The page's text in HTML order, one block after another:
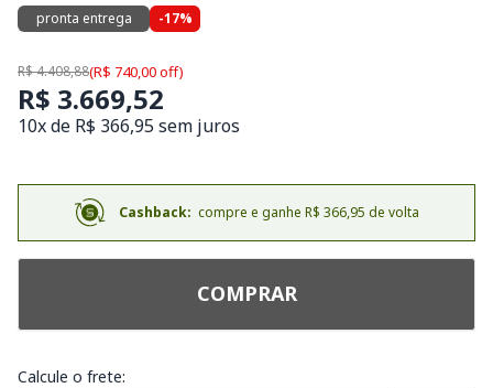
pronta entrega
-17%
R$ 4.408,88(R$ 740,00 off)
R$ 3.669,52
10x de R$ 366,95 sem juros
Cashback: compre e ganhe R$ 366,95 de volta
COMPRAR
Calcule o frete: